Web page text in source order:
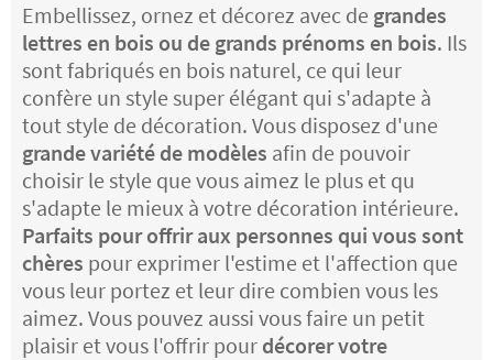
Embellissez, ornez et décorez avec de grandes
lettres en bois ou de grands prénoms en bois. Ils
sont fabriqués en bois naturel, ce qui leur
confère un style super élégant qui s'adapte à
tout style de décoration. Vous disposez d'une
grande variété de modèles afin de pouvoir
choisir le style que vous aimez le plus et qu
s'adapte le mieux à votre décoration intérieure.
Parfaits pour offrir aux personnes qui vous sont
chères pour exprimer l'estime et l'affection que
vous leur portez et leur dire combien vous les
aimez. Vous pouvez aussi vous faire un petit
plaisir et vous l'offrir pour décorer votre